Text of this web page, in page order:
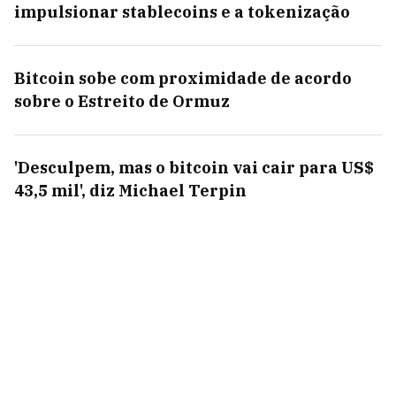
impulsionar stablecoins e a tokenização
Bitcoin sobe com proximidade de acordo
sobre o Estreito de Ormuz
'Desculpem, mas o bitcoin vai cair para US$
43,5 mil', diz Michael Terpin